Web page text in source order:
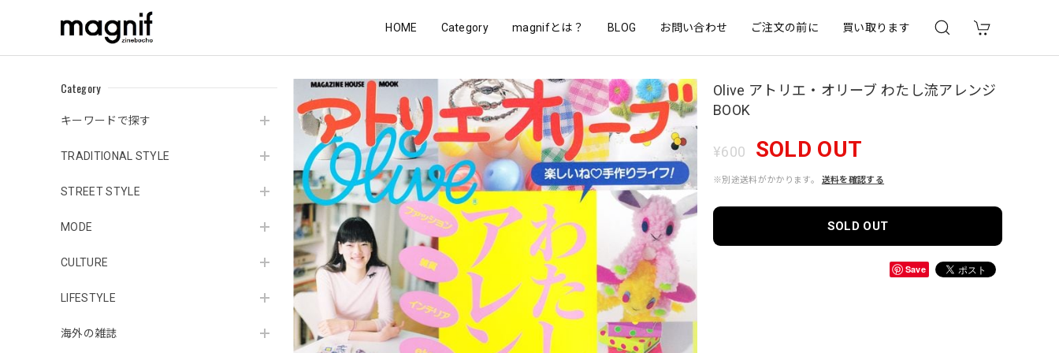
HOME Category magnifとは？ BLOG お問い合わせ ご注文の前に 買い取ります
Category
キーワードで探す
TRADITIONAL STYLE
STREET STYLE
MODE
CULTURE
LIFESTYLE
海外の雑誌
Olive アトリエ・オリーブ わたし流アレンジ
BOOK
¥600 SOLD OUT
※別途送料がかかります。 送料を確認する
SOLD OUT
Save